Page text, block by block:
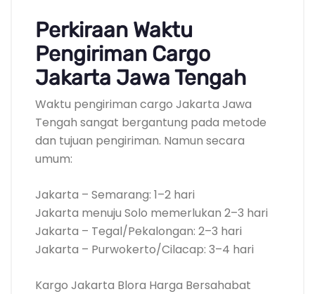
Perkiraan Waktu
Pengiriman Cargo
Jakarta Jawa Tengah
Waktu pengiriman cargo Jakarta Jawa
Tengah sangat bergantung pada metode
dan tujuan pengiriman. Namun secara
umum:
Jakarta – Semarang: 1–2 hari
Jakarta menuju Solo memerlukan 2–3 hari
Jakarta – Tegal/Pekalongan: 2–3 hari
Jakarta – Purwokerto/Cilacap: 3–4 hari
Kargo Jakarta Blora Harga Bersahabat